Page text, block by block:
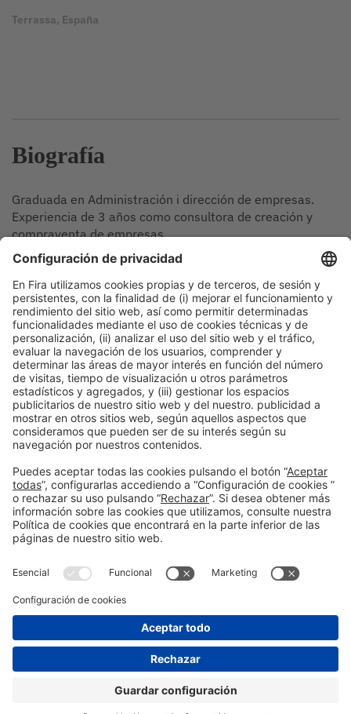
Terrassa, España
Biografía
Graduada en Administración i dirección de empresas.
Experiencia de 3 años como consultora de creación y
compraventa de empresas.
Sesiones
17:30h
CONFERENCIA | BIZBARCELONA 2025 ESTRATEGIA
Evita estos 7 errores al
comprar una empresa
#Innovación y nuevos modelos de negocio
Jue 16 17:30h - 18:00h
Leer más